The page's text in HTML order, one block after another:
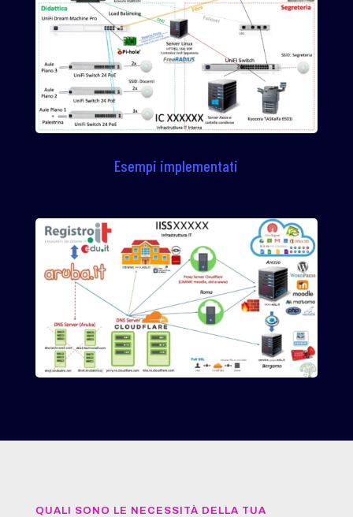
Esempi implementati
QUALI SONO LE NECESSITÀ DELLA TUA